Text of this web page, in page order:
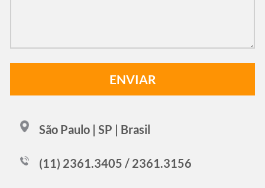
São Paulo | SP | Brasil
(11) 2361.3405 / 2361.3156